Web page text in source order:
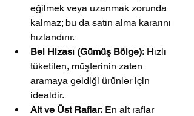
eğilmek veya uzanmak zorunda
kalmaz; bu da satın alma kararını
hızlandırır.
Bel Hizası (Gümüş Bölge): Hızlı
tüketilen, müşterinin zaten
aramaya geldiği ürünler için
idealdir.
Alt ve Üst Raflar: En alt raflar